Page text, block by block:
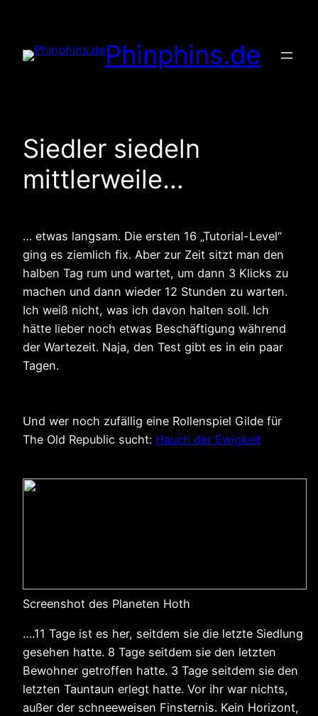
springen
Phinphins.de
Siedler siedeln
mittlerweile…
… etwas langsam. Die ersten 16 „Tutorial-Level“
ging es ziemlich fix. Aber zur Zeit sitzt man den
halben Tag rum und wartet, um dann 3 Klicks zu
machen und dann wieder 12 Stunden zu warten.
Ich weiß nicht, was ich davon halten soll. Ich
hätte lieber noch etwas Beschäftigung während
der Wartezeit. Naja, den Test gibt es in ein paar
Tagen.
Und wer noch zufällig eine Rollenspiel Gilde für
The Old Republic sucht: Hauch der Ewigkeit
Screenshot des Planeten Hoth
….11 Tage ist es her, seitdem sie die letzte Siedlung
gesehen hatte. 8 Tage seitdem sie den letzten
Bewohner getroffen hatte. 3 Tage seitdem sie den
letzten Tauntaun erlegt hatte. Vor ihr war nichts,
außer der schneeweisen Finsternis. Kein Horizont,